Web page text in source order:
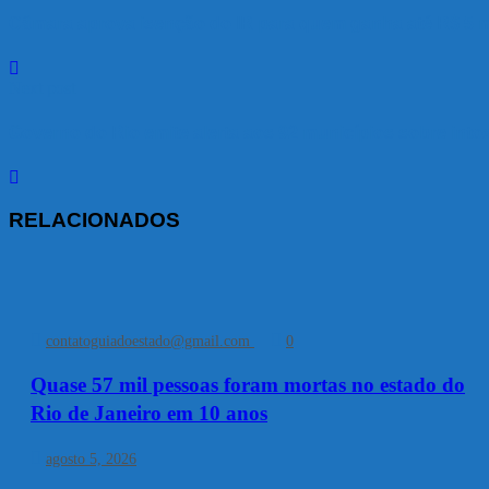
RELACIONADOS
contatoguiadoestado@gmail.com 0
Quase 57 mil pessoas foram mortas no estado do
Rio de Janeiro em 10 anos
agosto 5, 2026